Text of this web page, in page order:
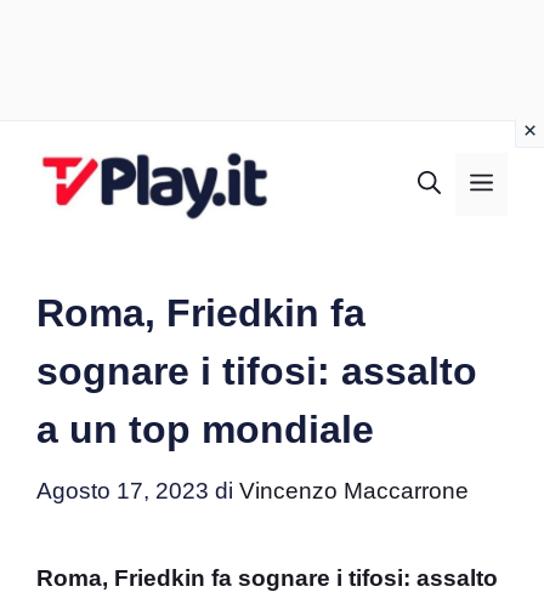
Roma, Friedkin fa
sognare i tifosi: assalto
a un top mondiale
Agosto 17, 2023 di Vincenzo Maccarrone
Roma, Friedkin fa sognare i tifosi: assalto